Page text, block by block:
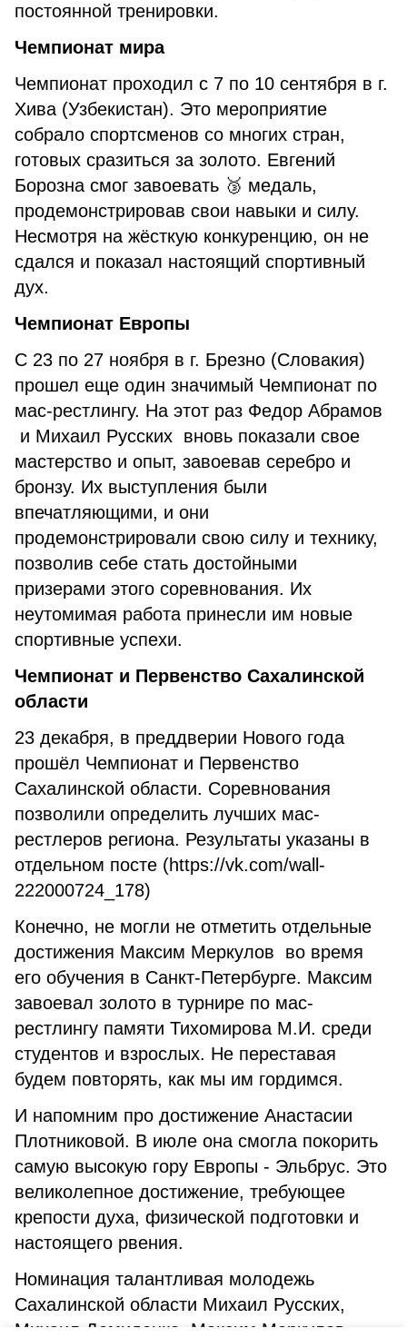
постоянной тренировки.
Чемпионат мира
Чемпионат проходил с 7 по 10 сентября в г.
Хива (Узбекистан). Это мероприятие
собрало спортсменов со многих стран,
готовых сразиться за золото. Евгений
Борозна смог завоевать 🥉 медаль,
продемонстрировав свои навыки и силу.
Несмотря на жёсткую конкуренцию, он не
сдался и показал настоящий спортивный
дух.
Чемпионат Европы
С 23 по 27 ноября в г. Брезно (Словакия)
прошел еще один значимый Чемпионат по
мас-рестлингу. На этот раз Федор Абрамов
и Михаил Русских вновь показали свое
мастерство и опыт, завоевав серебро и
бронзу. Их выступления были
впечатляющими, и они
продемонстрировали свою силу и технику,
позволив себе стать достойными
призерами этого соревнования. Их
неутомимая работа принесли им новые
спортивные успехи.
Чемпионат и Первенство Сахалинской
области
23 декабря, в преддверии Нового года
прошёл Чемпионат и Первенство
Сахалинской области. Соревнования
позволили определить лучших мас-
рестлеров региона. Результаты указаны в
отдельном посте (https://vk.com/wall-
222000724_178)
Конечно, не могли не отметить отдельные
достижения Максим Меркулов во время
его обучения в Санкт-Петербурге. Максим
завоевал золото в турнире по мас-
рестлингу памяти Тихомирова М.И. среди
студентов и взрослых. Не переставая
будем повторять, как мы им гордимся.
И напомним про достижение Анастасии
Плотниковой. В июле она смогла покорить
самую высокую гору Европы - Эльбрус. Это
великолепное достижение, требующее
крепости духа, физической подготовки и
настоящего рвения.
Номинация талантливая молодежь
Сахалинской области Михаил Русских,
Михаил Демиденко, Максим Меркулов.